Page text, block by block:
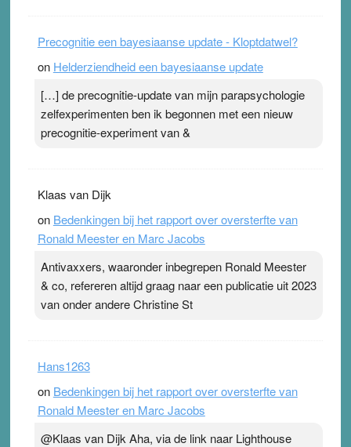
Precognitie een bayesiaanse update - Kloptdatwel?
on Helderziendheid een bayesiaanse update
[…] de precognitie-update van mijn parapsychologie
zelfexperimenten ben ik begonnen met een nieuw
precognitie-experiment van &
Klaas van Dijk
on Bedenkingen bij het rapport over oversterfte van
Ronald Meester en Marc Jacobs
Antivaxxers, waaronder inbegrepen Ronald Meester
& co, refereren altijd graag naar een publicatie uit 2023
van onder andere Christine St
Hans1263
on Bedenkingen bij het rapport over oversterfte van
Ronald Meester en Marc Jacobs
@Klaas van Dijk Aha, via de link naar Lighthouse